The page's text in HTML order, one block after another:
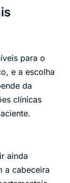
para o
e a escolha
da
clínicas
ainda
a cabeceira